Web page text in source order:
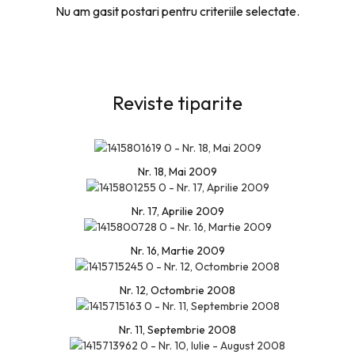
Nu am gasit postari pentru criteriile selectate.
Reviste tiparite
Nr. 18, Mai 2009
Nr. 17, Aprilie 2009
Nr. 16, Martie 2009
Nr. 12, Octombrie 2008
Nr. 11, Septembrie 2008